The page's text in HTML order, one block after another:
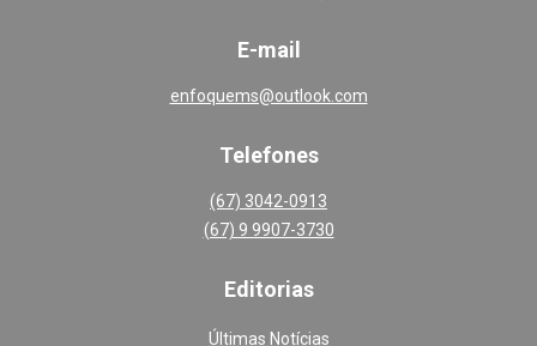
E-mail
enfoquems@outlook.com
Telefones
(67) 3042-0913
(67) 9 9907-3730
Editorias
Últimas Notícias